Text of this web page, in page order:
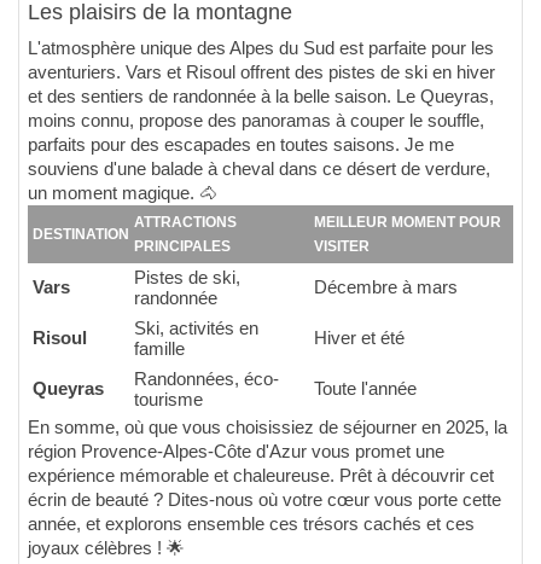
Les plaisirs de la montagne
L'atmosphère unique des Alpes du Sud est parfaite pour les
aventuriers. Vars et Risoul offrent des pistes de ski en hiver
et des sentiers de randonnée à la belle saison. Le Queyras,
moins connu, propose des panoramas à couper le souffle,
parfaits pour des escapades en toutes saisons. Je me
souviens d'une balade à cheval dans ce désert de verdure,
un moment magique. 🐴
DESTINATION
ATTRACTIONS
PRINCIPALES
MEILLEUR MOMENT POUR
VISITER
Vars
Pistes de ski,
randonnée
Décembre à mars
Risoul
Ski, activités en
famille
Hiver et été
Queyras
Randonnées, éco-
tourisme
Toute l'année
En somme, où que vous choisissiez de séjourner en 2025, la
région Provence-Alpes-Côte d'Azur vous promet une
expérience mémorable et chaleureuse. Prêt à découvrir cet
écrin de beauté ? Dites-nous où votre cœur vous porte cette
année, et explorons ensemble ces trésors cachés et ces
joyaux célèbres ! 🌟